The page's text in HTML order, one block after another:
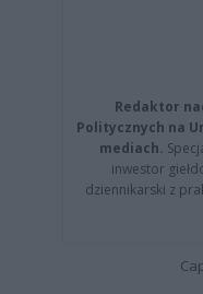
Redaktor
Politycznych na
mediach.
inwestor
dziennikarski z